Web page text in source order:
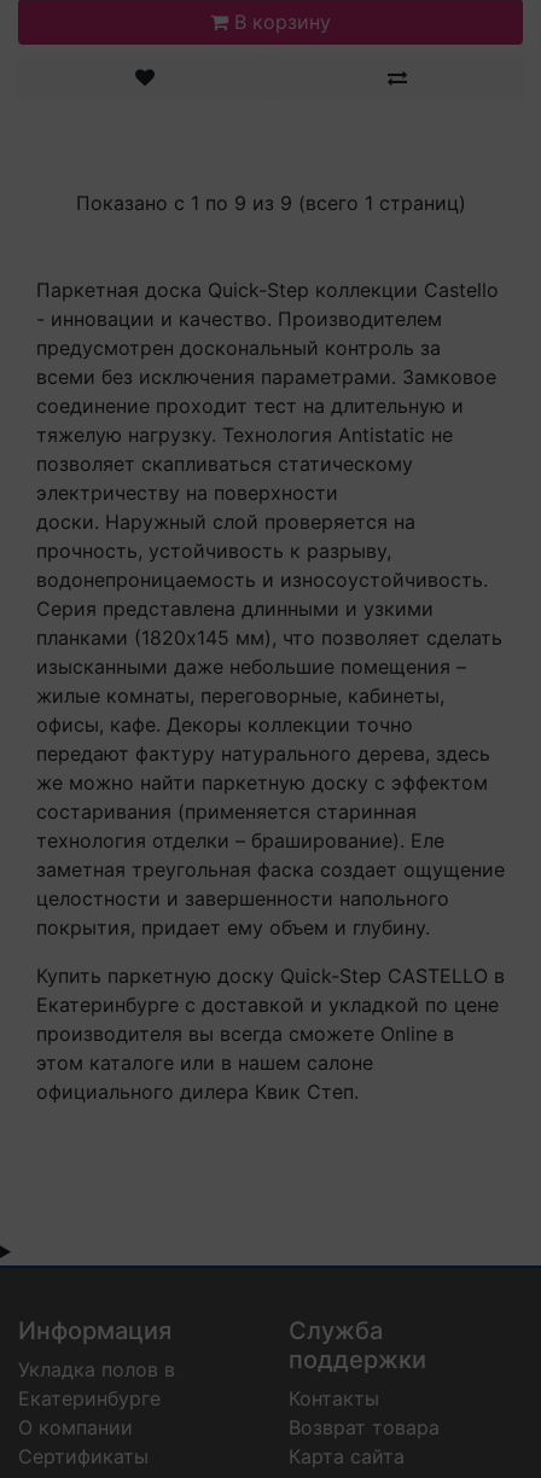
В корзину
Показано с 1 по 9 из 9 (всего 1 страниц)
Паркетная доска Quick-Step коллекции Castello
- инновации и качество. Производителем
предусмотрен доскональный контроль за
всеми без исключения параметрами. Замковое
соединение проходит тест на длительную и
тяжелую нагрузку. Технология Antistatic не
позволяет скапливаться статическому
электричеству на поверхности
доски. Наружный слой проверяется на
прочность, устойчивость к разрыву,
водонепроницаемость и износоустойчивость.
Cерия представлена длинными и узкими
планками (1820х145 мм), что позволяет сделать
изысканными даже небольшие помещения –
жилые комнаты, переговорные, кабинеты,
офисы, кафе. Декоры коллекции точно
передают фактуру натурального дерева, здесь
же можно найти паркетную доску с эффектом
состаривания (применяется старинная
технология отделки – браширование). Еле
заметная треугольная фаска создает ощущение
целостности и завершенности напольного
покрытия, придает ему объем и глубину.
Купить паркетную доску Quick-Step CASTELLO в
Екатеринбурге с доставкой и укладкой по цене
производителя вы всегда сможете Online в
этом каталоге или в нашем салоне
официального дилера Квик Степ.
Информация
Укладка полов в
Екатеринбурге
О компании
Сертификаты
Служба
поддержки
Контакты
Возврат товара
Карта сайта